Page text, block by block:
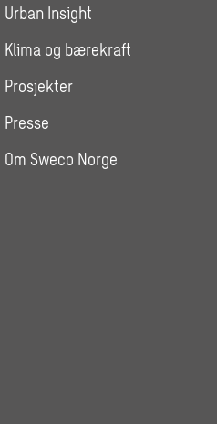
Urban Insight
Klima og bærekraft
Prosjekter
Presse
Om Sweco Norge